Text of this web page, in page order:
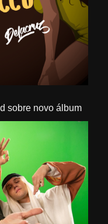
sobre novo álbum